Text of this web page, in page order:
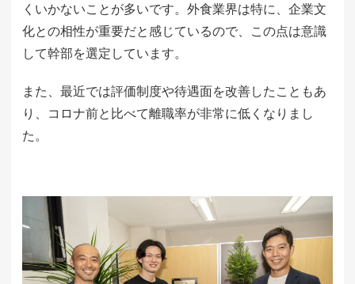
くいかないことが多いです。外食業界は特に、企業文
化との相性が重要だと感じているので、この点は意識
して幹部を選定しています。
また、最近では評価制度や待遇面を改善したこともあ
り、コロナ前と比べて離職率が非常に低くなりまし
た。